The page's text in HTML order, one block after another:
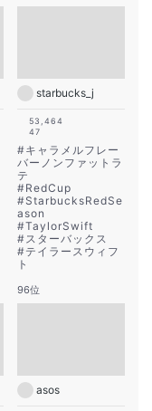
starbucks_j
53,464
47
#キャラメルフレー
バーノンファットラ
テ
#RedCup
#StarbucksRedSe
ason
#TaylorSwift
#スターバックス
#テイラースウィフ
ト
96位
asos